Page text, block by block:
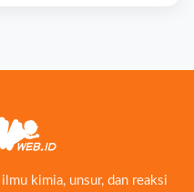
kimia, unsur, dan reaksi